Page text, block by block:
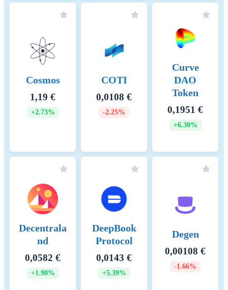
Cosmos
1,19 €
+2.73%
COTI
0,0108 €
-2.25%
Curve
DAO
Token
0,1951 €
+6.30%
Decentrala
nd
0,0582 €
+1.90%
DeepBook
Protocol
0,0143 €
+5.39%
Degen
0,00108 €
-1.66%